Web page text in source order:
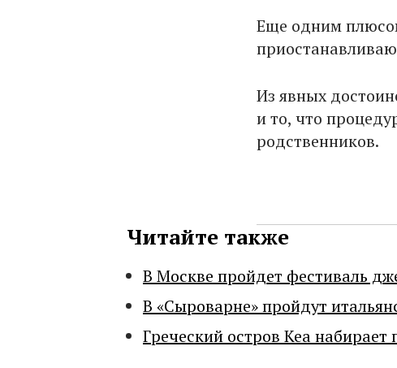
Еще одним
Из явных
и то, что
родственников.
Читайте также
В Москве пройдет фестиваль
В «Сыроварне» пройдут
Греческий остров Кеа набирает